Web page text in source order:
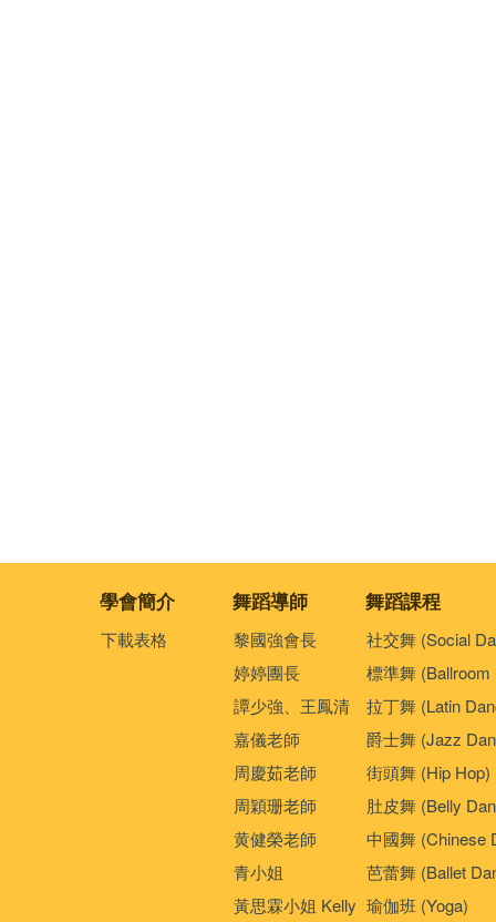
學會簡介 舞蹈導師 舞蹈課程
下載表格
黎國強會長
婷婷團長
譚少強、王鳳清
嘉儀老師
周慶茹老師
周穎珊老師
黄健榮老師
青小姐
黃思霖小姐 Kelly
社交舞 (Social
標準舞 (Ballroom
拉丁舞 (Latin
爵士舞 (Jazz
街頭舞 (Hip Hop)
肚皮舞 (Belly
中國舞 (Chinese
芭蕾舞 (Ballet
瑜伽班 (Yoga)